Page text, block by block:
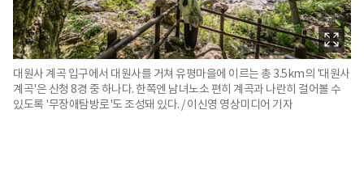
대원사 계곡 입구에서 대원사를 거쳐 유평마을에 이르는 총 3.5km의 '대원사
계곡'은 산청 8경 중 하나다. 한쪽엔 남녀노소 편히 계곡과 나란히 걸어볼 수
있도록 '무장애탐방로'도 조성돼 있다. / 이신영 영상미디어 기자